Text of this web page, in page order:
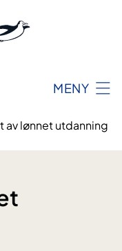
MENY
av lønnet utdanning